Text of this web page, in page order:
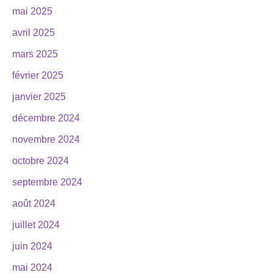
mai 2025
avril 2025
mars 2025
février 2025
janvier 2025
décembre 2024
novembre 2024
octobre 2024
septembre 2024
août 2024
juillet 2024
juin 2024
mai 2024